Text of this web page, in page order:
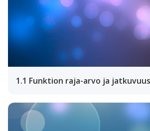
1.1 Funktion raja-arvo ja jatkuvuus